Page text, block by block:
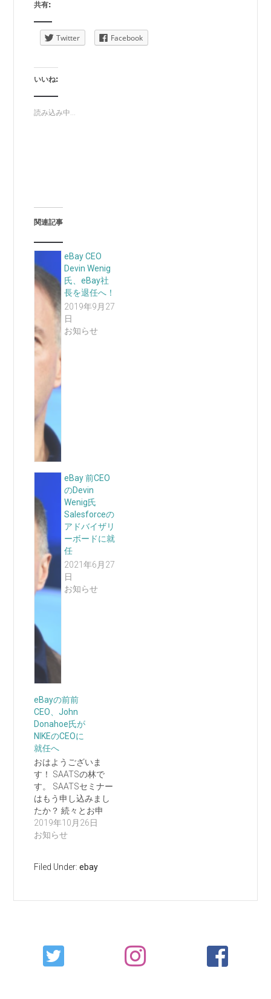
共有:
Twitter Facebook
いいね:
読み込み中...
関連記事
eBay CEO
Devin Wenig
氏、eBay社
長を退任へ！
2019年9月27
日
お知らせ
eBay 前CEO
のDevin
Wenig氏
Salesforceの
アドバイザリ
ーボードに就
任
2021年6月27
日
お知らせ
eBayの前前
CEO、John
Donahoe氏が
NIKEのCEOに
就任へ
おはようございま
す！ SAATSの林で
す。 SAATSセミナー
はもう申し込みまし
たか？ 続々とお申
し…
2019年10月26日
お知らせ
Filed Under:ebay
Primary
Sidebar